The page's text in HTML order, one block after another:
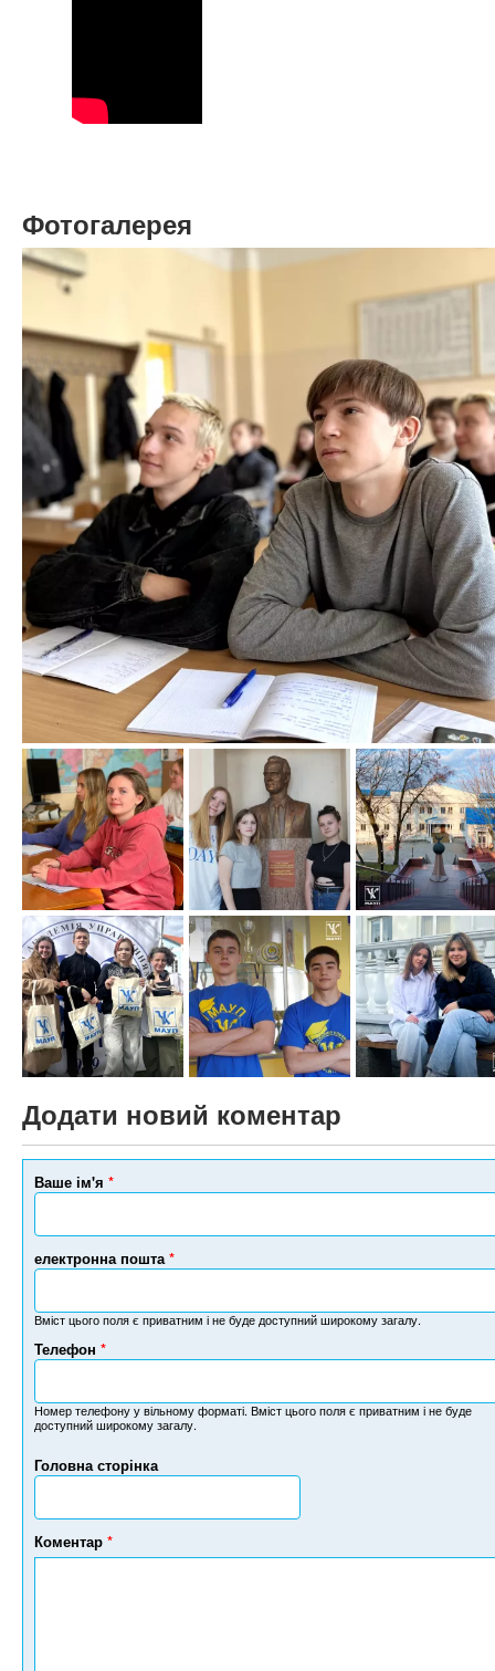
Фотогалерея
Додати новий коментар
Ваше ім'я *
електронна пошта *
Вміст цього поля є приватним і не буде доступний широкому загалу.
Головна сторінка
Телефон *
Н
м
е
т
л
е
ф
Номер телефону у вільному форматі. Вміст цього поля є приватним і не буде
доступний широкому загалу.
Коментар *